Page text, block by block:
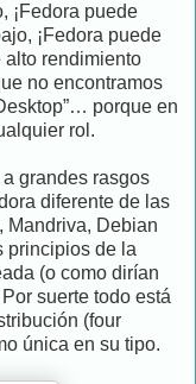
¡Fedora puede
¡Fedora puede
alto rendimiento
no encontramos
porque en
rol.
grandes rasgos
diferente de las
Mandriva, Debian
principios de la
(o como dirían
suerte todo está
(four
única en su tipo.